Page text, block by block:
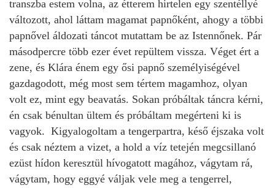
transzba estem volna, az étterem hirtelen egy szentéllyé
változott, ahol láttam magamat papnőként, ahogy a többi
papnővel áldozati táncot mutattam be az Istennőnek. Pár
másodpercre több ezer évet repültem vissza. Véget ért a
zene, és Klára énem egy ősi papnő személyiségével
gazdagodott, még most sem tértem magamhoz, olyan
volt ez, mint egy beavatás. Sokan próbáltak táncra kérni,
én csak bénultan ültem és próbáltam megérteni ki is
vagyok. Kigyalogoltam a tengerpartra, késő éjszaka volt
és csak néztem a vizet, a hold a víz tetején megcsillanó
ezüst hídon keresztül hívogatott magához, vágytam rá,
vágytam, hogy eggyé váljak vele meg a tengerrel,